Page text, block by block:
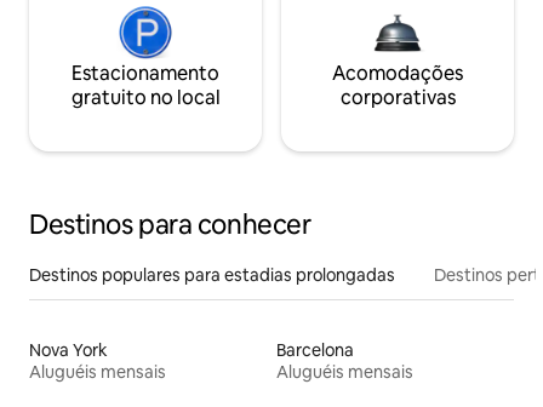
Estacionamento
gratuito no local
Acomodações
corporativas
Destinos para conhecer
Destinos populares para estadias prolongadas Destinos
Nova York
Aluguéis mensais
Barcelona
Aluguéis mensais